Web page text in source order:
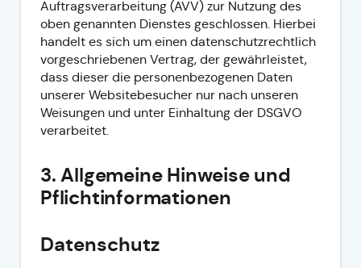
Auftragsverarbeitung (AVV) zur Nutzung des
oben genannten Dienstes geschlossen. Hierbei
handelt es sich um einen datenschutzrechtlich
vorgeschriebenen Vertrag, der gewährleistet,
dass dieser die personenbezogenen Daten
unserer Websitebesucher nur nach unseren
Weisungen und unter Einhaltung der DSGVO
verarbeitet.
3. Allgemeine Hinweise und
Pflicht­informationen
Datenschutz